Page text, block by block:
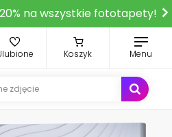
na wszystkie fototapety!
Koszyk Menu